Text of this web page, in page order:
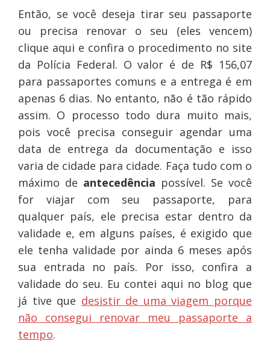
Então, se você deseja tirar seu passaporte
ou precisa renovar o seu (eles vencem)
clique aqui e confira o procedimento no site
da Polícia Federal. O valor é de R$ 156,07
para passaportes comuns e a entrega é em
apenas 6 dias. No entanto, não é tão rápido
assim. O processo todo dura muito mais,
pois você precisa conseguir agendar uma
data de entrega da documentação e isso
varia de cidade para cidade. Faça tudo com o
máximo de antecedência possível. Se você
for viajar com seu passaporte, para
qualquer país, ele precisa estar dentro da
validade e, em alguns países, é exigido que
ele tenha validade por ainda 6 meses após
sua entrada no país. Por isso, confira a
validade do seu. Eu contei aqui no blog que
já tive que desistir de uma viagem porque
não consegui renovar meu passaporte a
tempo.